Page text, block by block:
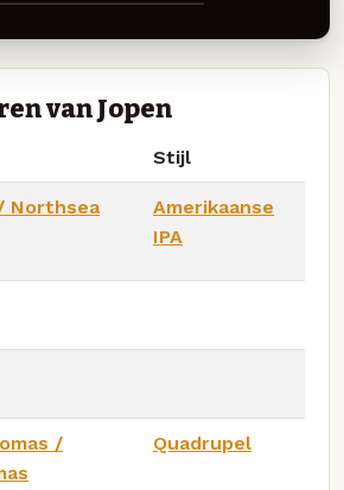
van Jopen
Stijl
Northsea
Amerikaanse
IPA
/
Quadrupel